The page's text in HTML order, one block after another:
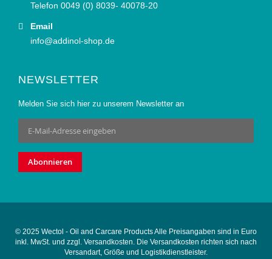
Telefon 0049 (0) 8039- 40078-20
Email
info@addinol-shop.de
NEWSLETTER
Melden Sie sich hier zu unserem Newsletter an
Anmeldung
zum
Newsletter:
Abonnieren
© 2025 Wectol - Oil and Carcare Products Alle Preisangaben sind in Euro
inkl. MwSt. und zzgl. Versandkosten. Die Versandkosten richten sich nach
Versandart, Größe und Logistikdienstleister.